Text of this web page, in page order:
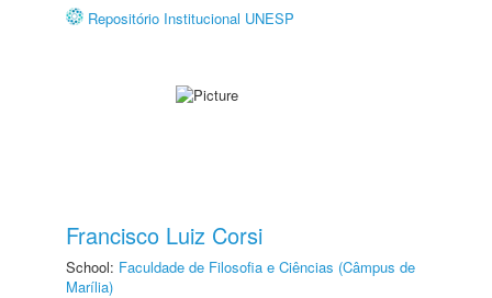
Repositório Institucional UNESP
Francisco Luiz Corsi
School: Faculdade de Filosofia e Ciências (Câmpus de
Marília)